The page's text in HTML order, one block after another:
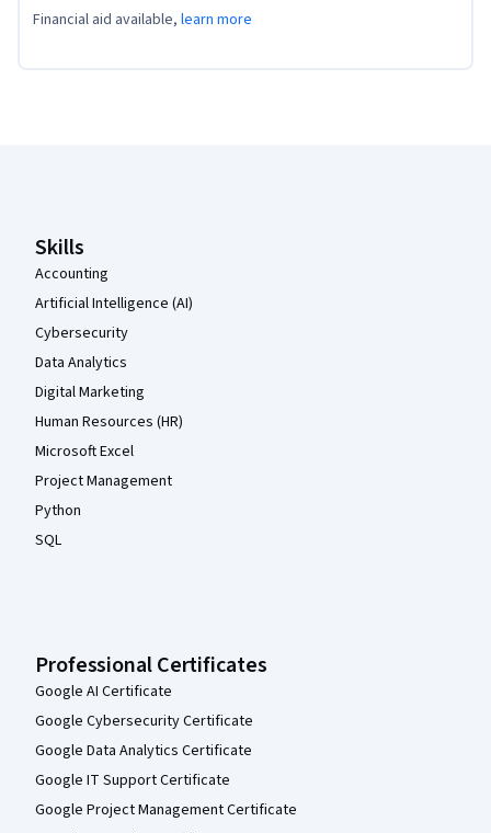
Financial aid available, learn more
Skills
Accounting
Artificial Intelligence (AI)
Cybersecurity
Data Analytics
Digital Marketing
Human Resources (HR)
Microsoft Excel
Project Management
Python
SQL
Professional Certificates
Google AI Certificate
Google Cybersecurity Certificate
Google Data Analytics Certificate
Google IT Support Certificate
Google Project Management Certificate